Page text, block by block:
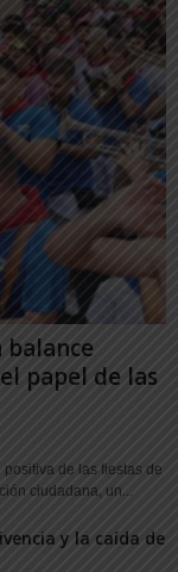
balance
papel de las
de las fiestas de
ciudadana, un...
y la caída de